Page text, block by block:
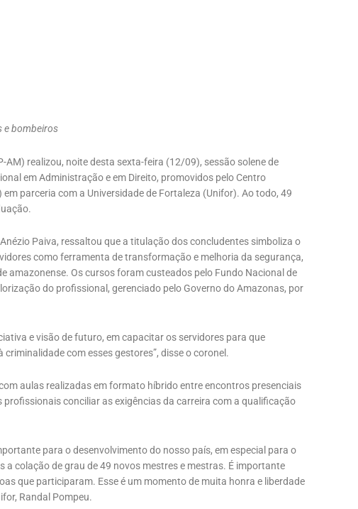
e bombeiros
AM) realizou, noite desta sexta-feira (12/09), sessão solene de
em Administração e em Direito, promovidos pelo Centro
parceria com a Universidade de Fortaleza (Unifor). Ao todo, 49
Paiva, ressaltou que a titulação dos concludentes simboliza o
como ferramenta de transformação e melhoria da segurança,
amazonense. Os cursos foram custeados pelo Fundo Nacional de
do profissional, gerenciado pelo Governo do Amazonas, por
e visão de futuro, em capacitar os servidores para que
com esses gestores”, disse o coronel.
aulas realizadas em formato híbrido entre encontros presenciais
conciliar as exigências da carreira com a qualificação
para o desenvolvimento do nosso país, em especial para o
colação de grau de 49 novos mestres e mestras. É importante
que participaram. Esse é um momento de muita honra e liberdade
Randal Pompeu.